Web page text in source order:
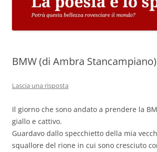
BMW (di Ambra Stancampiano)
Lascia una risposta
Il giorno che sono andato a prendere la
giallo e cattivo.
Guardavo dallo specchietto della mia
squallore del rione in cui sono cresciuto